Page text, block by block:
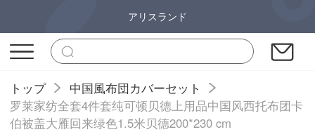
アリスランド
トップ
中国風布団カバーセット
罗莱家纺全套4件套纯可顿贝德上用品中国风西托布团卡
伯被盖大雁回来绿色1.5米贝德200*230 cm